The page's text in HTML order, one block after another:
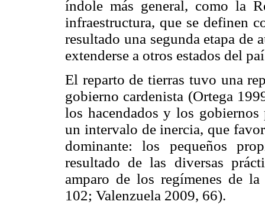
índole más general, como la
infraestructura, que se definen
resultado una segunda etapa de
extenderse a otros estados del
El reparto de tierras tuvo una
gobierno cardenista (Ortega
los hacendados y los
un intervalo de inercia, que
dominante: los pequeños
resultado de las diversas
amparo de los regímenes de
102; Valenzuela 2009, 66).